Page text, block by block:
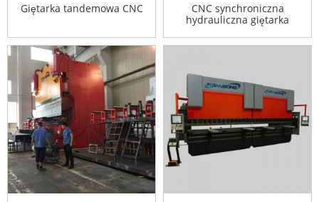
Giętarka tandemowa CNC
CNC synchroniczna
hydrauliczna giętarka
tandemowa